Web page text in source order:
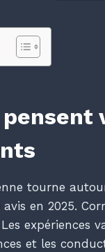
pensent
tourne
en 2025.
expériences
et les